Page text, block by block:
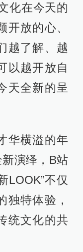
化在今天的
开放的心、
越了解、越
以越开放自
天全新的呈
华横溢的年
演绎，B站
LOOK”不仅
独特体验，
统文化的共